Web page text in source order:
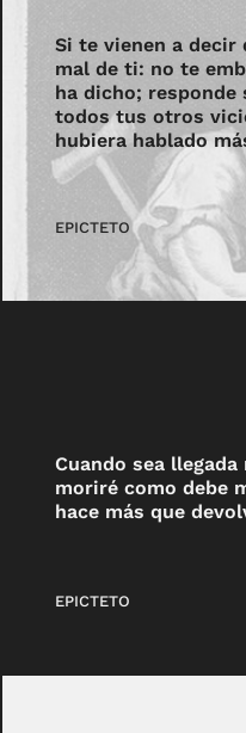
Si te vienen a decir
mal de ti: no te
ha dicho; responde
todos tus otros
hubiera hablado
EPICTETO
Cuando sea
moriré como debe
hace más que
EPICTETO